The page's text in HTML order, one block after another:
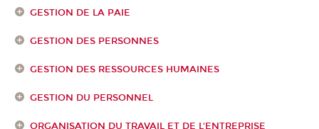
GESTION DE LA PAIE
GESTION DES PERSONNES
GESTION DES RESSOURCES HUMAINES
GESTION DU PERSONNEL
ORGANISATION DU TRAVAIL ET DE L'ENTREPRISE